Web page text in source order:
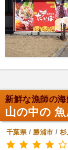
新鮮な漁師の海
山の中の
千葉県/ 勝浦市 / 杉